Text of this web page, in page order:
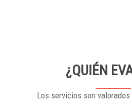
¿QUIÉN
Los servicios son